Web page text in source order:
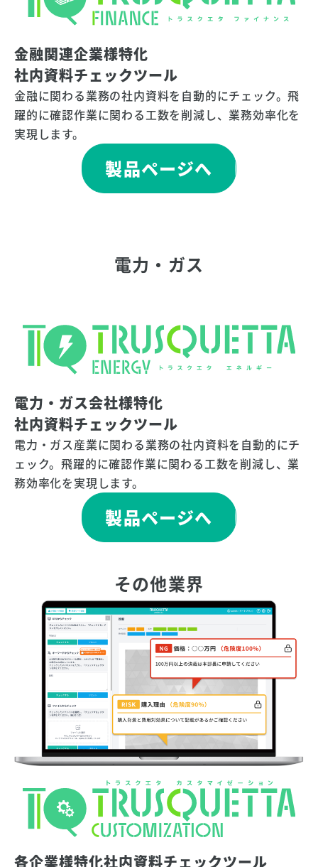
金融関連企業様特化
社内資料チェックツール
金融に関わる業務の社内資料を自動的にチェック。飛
躍的に確認作業に関わる工数を削減し、業務効率化を
実現します。
製品ページへ
電力・ガス
電力・ガス会社様特化
社内資料チェックツール
電力・ガス産業に関わる業務の社内資料を自動的にチ
ェック。飛躍的に確認作業に関わる工数を削減し、業
務効率化を実現します。
製品ページへ
その他業界
各企業様特化社内資料チェックツール